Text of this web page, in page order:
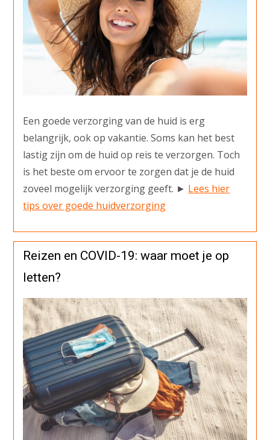
Een goede verzorging van de huid is erg
belangrijk, ook op vakantie. Soms kan het best
lastig zijn om de huid op reis te verzorgen. Toch
is het beste om ervoor te zorgen dat je de huid
zoveel mogelijk verzorging geeft. ► Lees hier
tips over goede huidverzorging
Reizen en COVID-19: waar moet je op
letten?